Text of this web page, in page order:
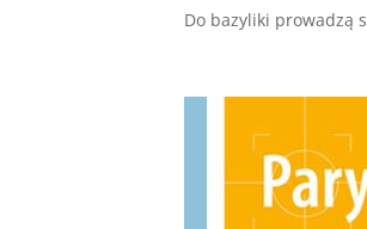
Do bazyliki prowadzą